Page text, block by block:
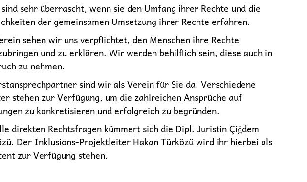
sehr überrascht, wenn sie den Umfang ihrer Rechte und die
der gemeinsamen Umsetzung ihrer Rechte erfahren.
sehen wir uns verpflichtet, den Menschen ihre Rechte
und zu erklären. Wir werden behilflich sein, diese auch in
zu nehmen.
sind wir als Verein für Sie da. Verschiedene
stehen zur Verfügung, um die zahlreichen Ansprüche auf
zu konkretisieren und erfolgreich zu begründen.
direkten Rechtsfragen kümmert sich die Dipl. Juristin Çiğdem
Der Inklusions-Projektleiter Hakan Türközü wird ihr hierbei als
zur Verfügung stehen.